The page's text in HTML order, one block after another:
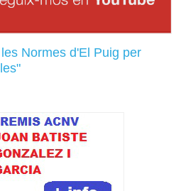
Normes d'El Puig per